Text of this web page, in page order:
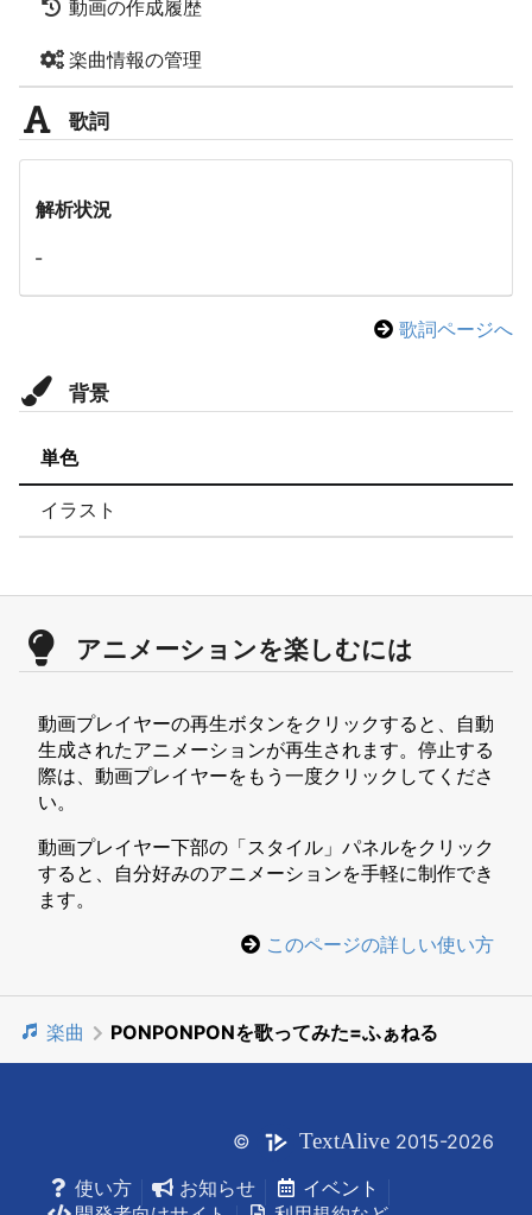
動画の作成履歴
楽曲情報の管理
歌詞
解析状況
-
歌詞ページへ
背景
単色
イラスト
アニメーションを楽しむには
動画プレイヤーの再生ボタンをクリックすると、自動
生成されたアニメーションが再生されます。停止する
際は、動画プレイヤーをもう一度クリックしてくださ
い。
動画プレイヤー下部の「スタイル」パネルをクリック
すると、自分好みのアニメーションを手軽に制作でき
ます。
このページの詳しい使い方
楽曲 PONPONPONを歌ってみた=ふぁねる
© TextAlive 2015-2026
使い方
お知らせ
イベント